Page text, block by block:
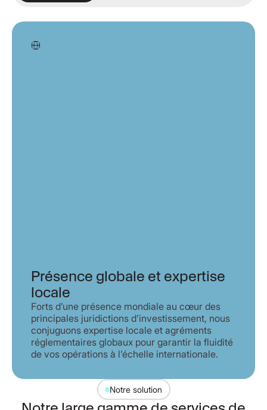
Présence globale et expertise
locale
Forts d’une présence mondiale au cœur des
principales juridictions d’investissement, nous
conjuguons expertise locale et agréments
réglementaires globaux pour garantir la fluidité
de vos opérations à l’échelle internationale.
Notre solution